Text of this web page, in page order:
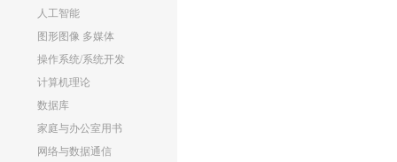
人工智能
图形图像 多媒体
操作系统/系统开发
计算机理论
数据库
家庭与办公室用书
网络与数据通信